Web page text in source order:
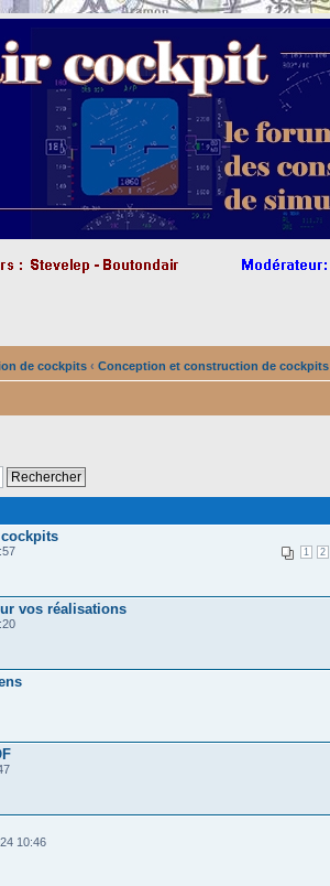
de cockpits ‹ Conception et construction de cockpits
1 2
vos réalisations
10:46